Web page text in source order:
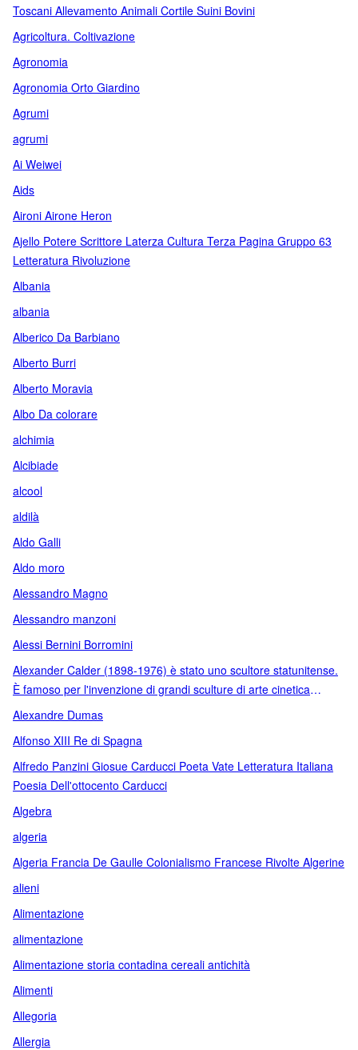
Toscani Allevamento Animali Cortile Suini Bovini
Agricoltura. Coltivazione
Agronomia
Agronomia Orto Giardino
Agrumi
agrumi
Ai Weiwei
Aids
Aironi Airone Heron
Ajello Potere Scrittore Laterza Cultura Terza Pagina Gruppo 63
Letteratura Rivoluzione
Albania
albania
Alberico Da Barbiano
Alberto Burri
Alberto Moravia
Albo Da colorare
alchimia
Alcibiade
alcool
aldilà
Aldo Galli
Aldo moro
Alessandro Magno
Alessandro manzoni
Alessi Bernini Borromini
Alexander Calder (1898-1976) è stato uno scultore statunitense.
È famoso per l'invenzione di grandi sculture di arte cinetica
chiamate mobile. Oltre alle opere di scultura
Alexandre Dumas
Alfonso XIII Re di Spagna
Alfredo Panzini Giosue Carducci Poeta Vate Letteratura Italiana
Poesia Dell'ottocento Carducci
Algebra
algeria
Algeria Francia De Gaulle Colonialismo Francese Rivolte Algerine
alieni
Alimentazione
alimentazione
Alimentazione storia contadina cereali antichità
Alimenti
Allegoria
Allergia